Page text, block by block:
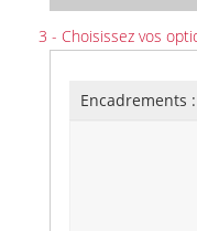
3 - Choisissez vos
Encadrements :